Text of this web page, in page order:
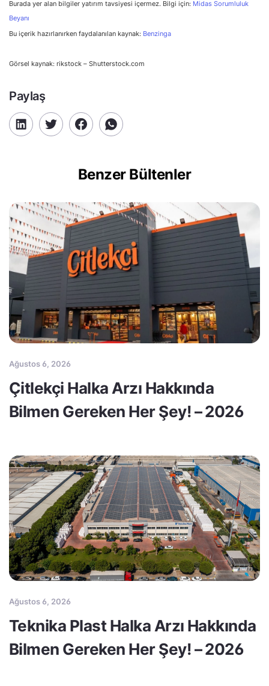
Burada yer alan bilgiler yatırım tavsiyesi içermez. Bilgi için: Midas Sorumluluk
Beyanı
Bu içerik hazırlanırken faydalanılan kaynak: Benzinga
Görsel kaynak: rikstock – Shutterstock.com
Paylaş
Benzer Bültenler
Ağustos 6, 2026
Çitlekçi Halka Arzı Hakkında
Bilmen Gereken Her Şey! – 2026
Ağustos 6, 2026
Teknika Plast Halka Arzı Hakkında
Bilmen Gereken Her Şey! – 2026